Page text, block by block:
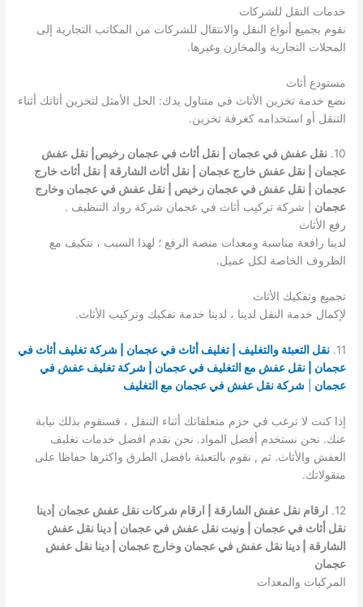
خدمات النقل للشركات
نقوم بجميع أنواع النقل والانتقال للشركات من المكاتب التجارية إلى
المحلات التجارية والمخازن وغيرها.
مستودع أثاث
نضع خدمة تخزين الأثاث في متناول يدك: الحل الأمثل لتخزين أثاثك أثناء
التنقل أو استخدامه كغرفة تخزين.
10. نقل عفش في عجمان | نقل أثاث في عجمان رخيص| نقل عفش
عجمان | نقل عفش خارج عجمان | نقل أثاث الشارقة | نقل أثاث خارج
عجمان | نقل عفش في عجمان رخيص | نقل عفش في عجمان وخارج
عجمان | شركة تركيب أثاث في عجمان شركة رواد التنظيف .
رفع الأثاث
لدينا رافعة مناسبة ومعدات منصة الرفع ؛ لهذا السبب ، نتكيف مع
الظروف الخاصة لكل عميل.
تجميع وتفكيك الأثاث
لإكمال خدمة النقل لدينا ، لدينا خدمة تفكيك وتركيب الأثاث.
11. نقل التعبئة والتغليف | تغليف أثاث في عجمان | شركة تغليف أثاث في
عجمان | نقل عفش مع التغليف في عجمان | شركة تغليف عفش في
عجمان |شركة نقل عفش في عجمان مع التغليف
إذا كنت لا ترغب في حزم متعلقاتك أثناء التنقل ، فسنقوم بذلك نيابة
عنك. نحن نستخدم أفضل المواد. نحن نقدم افضل خدمات تغليف
العفش والأثاث. ثم , نقوم بالتعبئة بافضل الطرق واكثرها حفاظا على
منقولاتك.
12. ارقام نقل عفش الشارقة | ارقام شركات نقل عفش عجمان
|دينا
نقل أثاث في عجمان | ونيت نقل عفش في عجمان | دينا نقل عفش
الشارقة | دينا نقل عفش في عجمان وخارج عجمان | دينا نقل عفش
عجمان
المركبات والمعدات